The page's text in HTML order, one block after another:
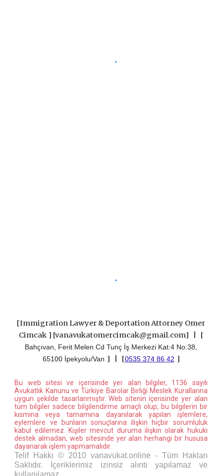
[Immigration Lawyer & Deportation Attorney Omer
Cimcak ] [vanavukatomercimcak@gmail.com] | [
Bahçıvan, Ferit Melen Cd Tunç İş Merkezi Kat:4 No:38,
65100 İpekyolu/Van ] [0535 374 86 42 ]
Bu web sitesi ve içerisinde yer alan bilgiler, 1136 sayılı
Avukatlık Kanunu ve Türkiye Barolar Birliği Meslek Kurallarına
uygun şekilde tasarlanmıştır. Web sitenin içerisinde yer alan
tüm bilgiler sadece bilgilendirme amaçlı olup, bu bilgilerin bir
kısmına veya tamamına dayanılarak yapılan işlemlere,
eylemlere ve bunların sonuçlarına ilişkin hiçbir sorumluluk
kabul edilemez. Kişiler mevcut duruma ilişkin olarak hukuki
destek almadan, web sitesinde yer alan herhangi bir hususa
dayanarak işlem yapmamalıdır.
Telif Hakkı © 2010 vanavukat.online - Tüm Hakları
Saklıdır. İçeriklerimiz izinsiz alıntı yapılamaz ve
kullanılamaz.